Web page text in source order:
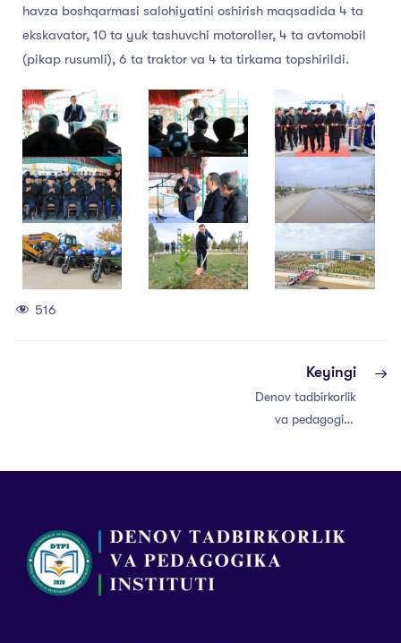
havza boshqarmasi salohiyatini oshirish maqsadida 4 ta
ekskavator, 10 ta yuk tashuvchi motoroller, 4 ta avtomobil
(pikap rusumli), 6 ta traktor va 4 ta tirkama topshirildi.
516
Keyingi
Denov tadbirkorlik
va pedagogika